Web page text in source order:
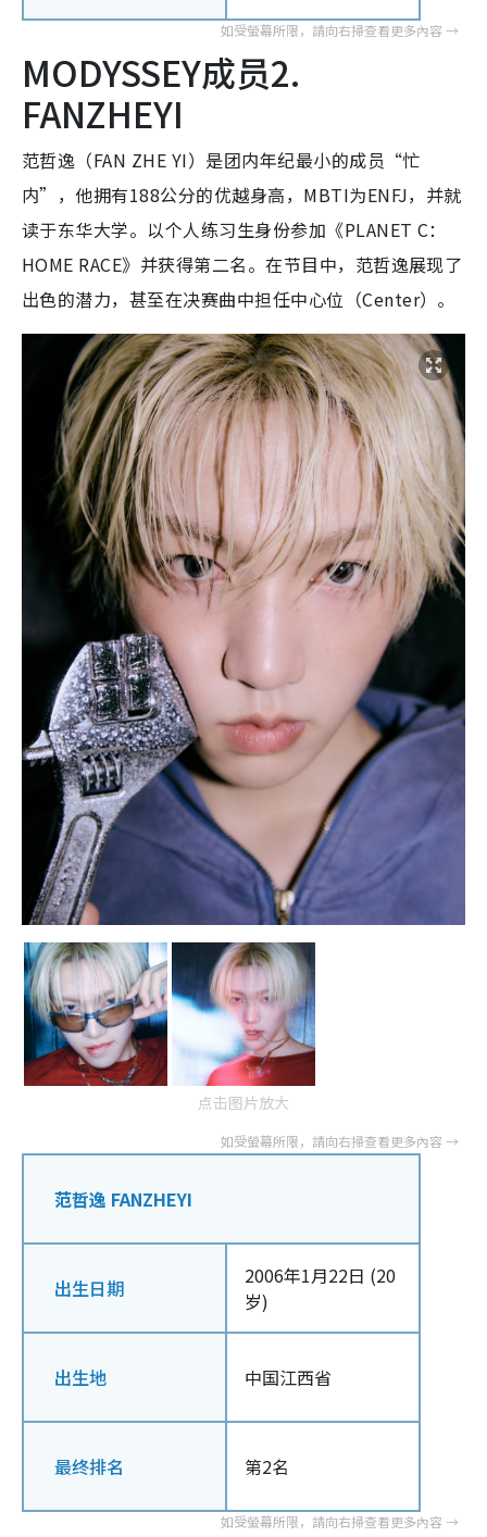
MODYSSEY成员2.
FANZHEYI
范哲逸（FAN ZHE YI）是团内年纪最小的成员“忙
内”，他拥有188公分的优越身高，MBTI为ENFJ，并就
读于东华大学。以个人练习生身份参加《PLANET C：
HOME RACE》并获得第二名。在节目中，范哲逸展现了
出色的潜力，甚至在决赛曲中担任中心位（Center）。
点击图片放大
范哲逸 FANZHEYI
出生日期
2006年1月22日 (20
岁)
出生地 中国江西省
最终排名 第2名